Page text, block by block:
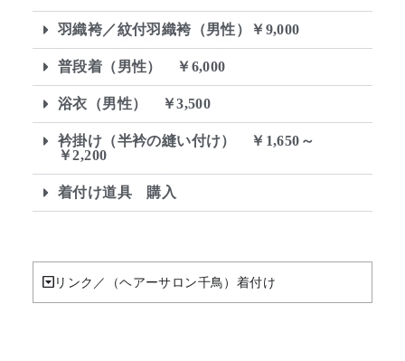
羽織袴／紋付羽織袴（男性）￥9,000
普段着（男性） ￥6,000
浴衣（男性） ￥3,500
衿掛け（半衿の縫い付け） ￥1,650～
￥2,200
着付け道具 購入
リンク／（ヘアーサロン千鳥）着付け